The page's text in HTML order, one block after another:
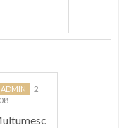
2